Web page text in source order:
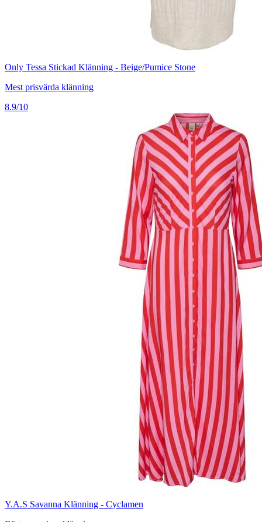
Only Tessa Stickad Klänning - Beige/Pumice Stone
Mest prisvärda klänning
8.9/10
Y.A.S Savanna Klänning - Cyclamen